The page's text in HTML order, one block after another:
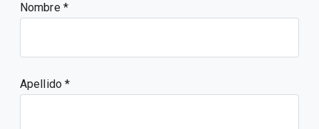
Nombre
Apellido